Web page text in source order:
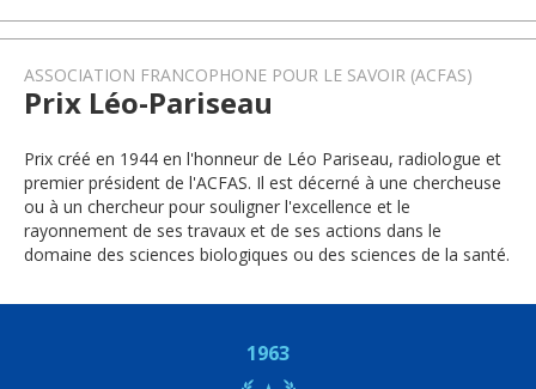
ASSOCIATION FRANCOPHONE POUR LE SAVOIR (ACFAS)
Prix Léo-Pariseau
Prix créé en 1944 en l'honneur de Léo Pariseau, radiologue et
premier président de l'ACFAS. Il est décerné à une chercheuse
ou à un chercheur pour souligner l'excellence et le
rayonnement de ses travaux et de ses actions dans le
domaine des sciences biologiques ou des sciences de la santé.
1963